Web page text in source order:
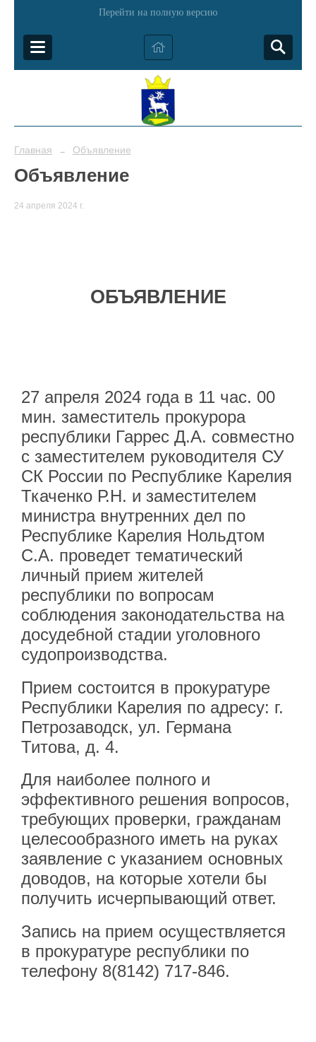
Перейти на полную версию
Главная → Объявление
Объявление
24 апреля 2024 г.
ОБЪЯВЛЕНИЕ
27 апреля 2024 года в 11 час. 00
мин. заместитель прокурора
республики Гаррес Д.А. совместно
с заместителем руководителя СУ
СК России по Республике Карелия
Ткаченко Р.Н. и заместителем
министра внутренних дел по
Республике Карелия Нольдтом
С.А. проведет тематический
личный прием жителей
республики по вопросам
соблюдения законодательства на
досудебной стадии уголовного
судопроизводства.
Прием состоится в прокуратуре
Республики Карелия по адресу: г.
Петрозаводск, ул. Германа
Титова, д. 4.
Для наиболее полного и
эффективного решения вопросов,
требующих проверки, гражданам
целесообразного иметь на руках
заявление с указанием основных
доводов, на которые хотели бы
получить исчерпывающий ответ.
Запись на прием осуществляется
в прокуратуре республики по
телефону 8(8142) 717-846.